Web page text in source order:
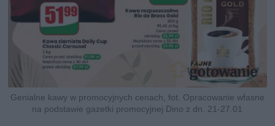
Genialne kawy w promocyjnych cenach, fot. Opracowanie własne
na podstawie gazetki promocyjnej Dino z dn. 21-27.01